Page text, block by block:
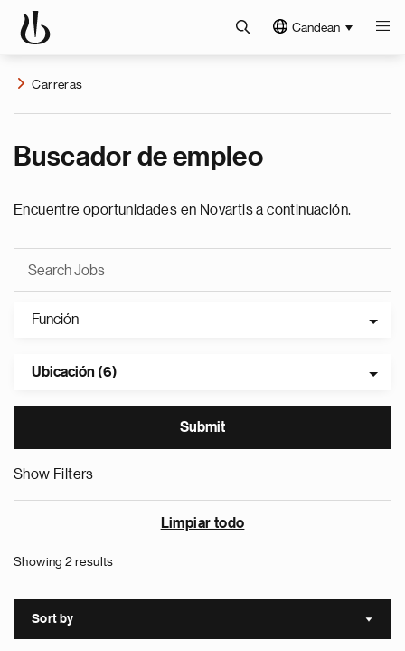
Candean
Carreras
Buscador de empleo
Encuentre oportunidades en Novartis a continuación.
Función
Ubicación (6)
Show Filters
Limpiar todo
Showing 2 results
Sort by Sort